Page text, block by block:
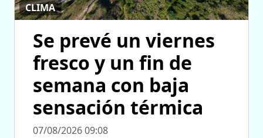
CLIMA
Se prevé un viernes
fresco y un fin de
semana con baja
sensación térmica
07/08/2026 09:08